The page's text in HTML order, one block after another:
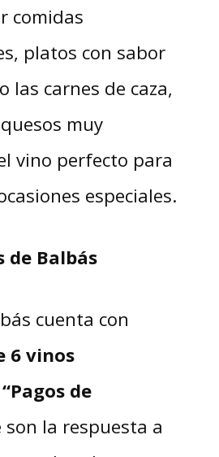
comidas
platos con sabor
las carnes de caza,
muy
vino perfecto para
especiales.
de Balbás
cuenta con
6 vinos
de
son la respuesta a